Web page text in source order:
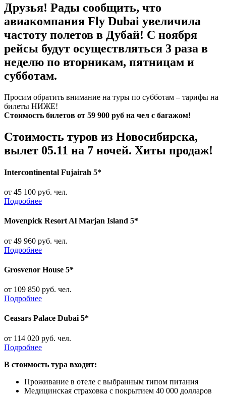
Друзья! Рады сообщить, что
авиакомпания Fly Dubai увеличила
частоту полетов в Дубай! С ноября
рейсы будут осуществляться 3 раза в
неделю по вторникам, пятницам и
субботам.
Просим обратить внимание на туры по субботам – тарифы на
билеты НИЖЕ!
Стоимость билетов от 59 900 руб на чел с багажом!
Стоимость туров из Новосибирска,
вылет 05.11 на 7 ночей. Хиты продаж!
Intercontinental Fujairah 5*
от 45 100 руб. чел.
Подробнее
Movenpick Resort Al Marjan Island 5*
от 49 960 руб. чел.
Подробнее
Grosvenor House 5*
от 109 850 руб. чел.
Подробнее
Ceasars Palace Dubai 5*
от 114 020 руб. чел.
Подробнее
В стоимость тура входит:
Проживание в отеле с выбранным типом питания
Медицинская страховка с покрытием 40 000 долларов